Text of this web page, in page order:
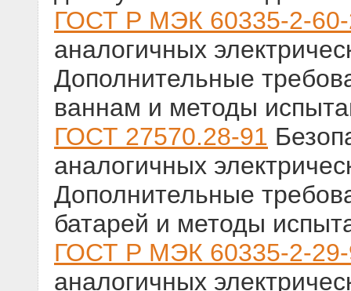
ГОСТ Р МЭК 60335-2-
аналогичных
Дополнительные
ваннам и методы
ГОСТ 27570.28-91
аналогичных
Дополнительные
батарей и методы
ГОСТ Р МЭК 60335-2-
аналогичных